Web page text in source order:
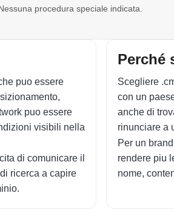
procedura speciale indicata.
puo essere
puo essere
visibili nella
di comunicare il
ricerca a capire
Perché
Scegliere
con un
anche di
rinunciare a
Per un
rendere piu
nome,